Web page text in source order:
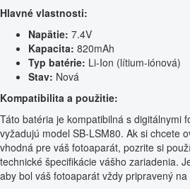
Hlavné vlastnosti:
Napätie: 7.4V
Kapacita: 820mAh
Typ batérie: Li-Ion (lítium-iónová)
Stav: Nová
Kompatibilita a použitie:
Táto batéria je kompatibilná s digitálnymi
vyžadujú model SB-LSM80. Ak si chcete
vhodná pre váš fotoaparát, pozrite si
technické špecifikácie vášho zariadenia.
aby bol váš fotoaparát vždy pripravený na